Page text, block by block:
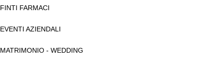
FINTI FARMACI
EVENTI AZIENDALI
MATRIMONIO - WEDDING